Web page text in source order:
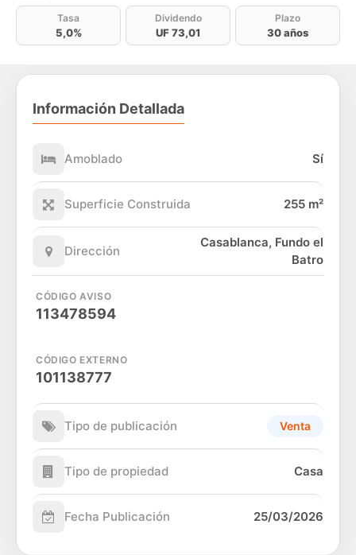
Tasa
5,0%
Dividendo
UF 73,01
Plazo
30 años
Información Detallada
Amoblado Sí
Superficie Construida 255 m²
Dirección
Casablanca, Fundo el
Batro
CÓDIGO AVISO
113478594
CÓDIGO EXTERNO
101138777
Tipo de publicación Venta
Tipo de propiedad Casa
Fecha Publicación 25/03/2026